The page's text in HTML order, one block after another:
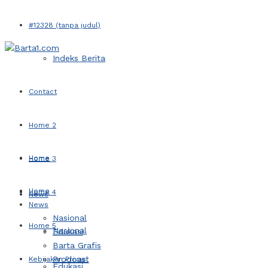
#12328 (tanpa judul)
Indeks Berita
Contact
Home 2
Home 3
Home 4
Home 5
Kebijakan Privasi
Home
News
Nasional
Home
News
Nasional
Edukasi
Barta Grafis
Prodcast